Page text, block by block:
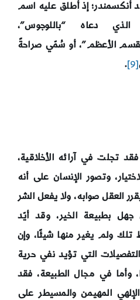
أنكسمندر؛ إذ أطلق عليه اسم
الذي دعاه “باللوجوس”،
الأعظم”، أو سُمّي صراحةً
[9]
.
تجلت في آرائه الأخلاقية،
وتصور الإنسان على أنه
العقل صوابه، ولا يفعل الشر
جهل بطبيعة الخير، وقد أيّد
تلك ولم يغير منها شيئًا، وإن
التي تؤيد نفي حرية
وأما في مجال الطبيعة، فقد
المهيمن والمسيطر على